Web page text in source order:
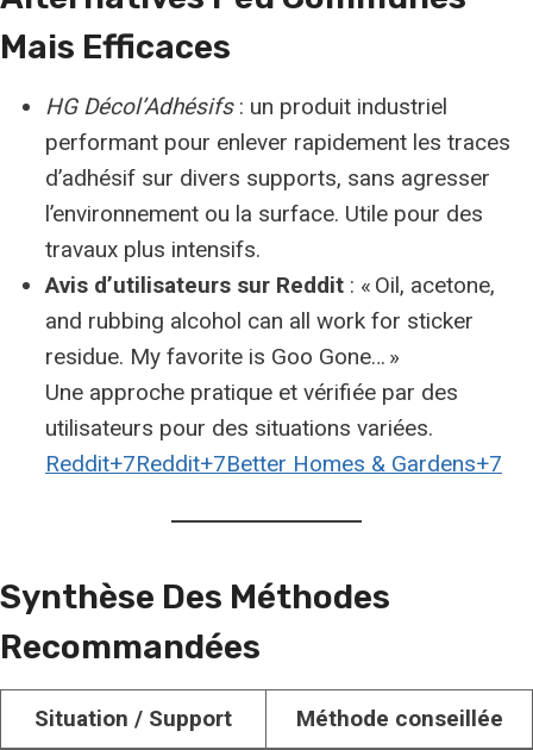
Mais Efficaces
HG Décol’Adhésifs: un produit industriel
performant pour enlever rapidement les traces
d’adhésif sur divers supports, sans agresser
l’environnement ou la surface. Utile pour des
travaux plus intensifs.
Avis d’utilisateurs sur Reddit : « Oil, acetone,
and rubbing alcohol can all work for sticker
residue. My favorite is Goo Gone… »
Une approche pratique et vérifiée par des
utilisateurs pour des situations variées.
Reddit+7Reddit+7Better Homes & Gardens+7
Synthèse Des Méthodes
Recommandées
Situation / Support Méthode conseillée